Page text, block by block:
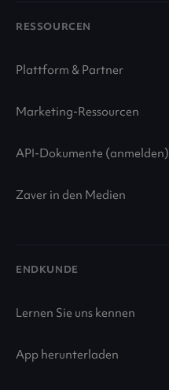
RESSOURCEN
Plattform & Partner
Marketing-Ressourcen
API-Dokumente (anmelden)
Zaver in den Medien
ENDKUNDE
Lernen Sie uns kennen
App herunterladen